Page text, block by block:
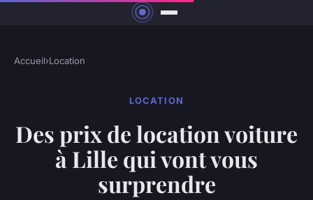
Accueil›Location
LOCATION
Des prix de location voiture
à Lille qui vont vous
surprendre